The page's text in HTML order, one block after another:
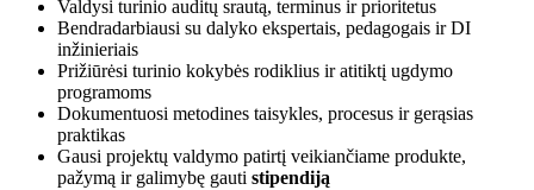
Valdysi turinio auditų srautą, terminus ir prioritetus
Bendradarbiausi su dalyko ekspertais, pedagogais ir DI
inžinieriais
Prižiūrėsi turinio kokybės rodiklius ir atitiktį ugdymo
programoms
Dokumentuosi metodines taisykles, procesus ir gerąsias
praktikas
Gausi projektų valdymo patirtį veikiančiame produkte,
pažymą ir galimybę gauti stipendiją